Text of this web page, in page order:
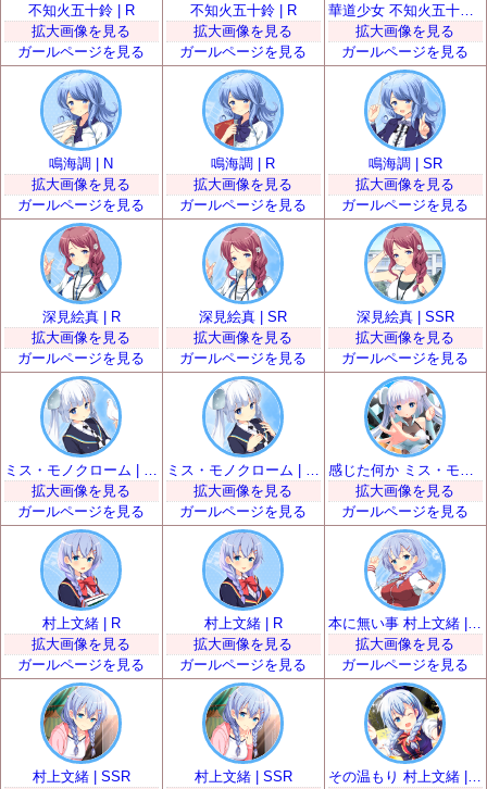
不知火五十鈴 | R
拡大画像を見る
ガールページを見る
不知火五十鈴 | R
拡大画像を見る
ガールページを見る
華道少女 不知火五十鈴 | SR
拡大画像を見る
ガールページを見る
鳴海調 | N
拡大画像を見る
ガールページを見る
鳴海調 | R
拡大画像を見る
ガールページを見る
鳴海調 | SR
拡大画像を見る
ガールページを見る
深見絵真 | R
拡大画像を見る
ガールページを見る
深見絵真 | SR
拡大画像を見る
ガールページを見る
深見絵真 | SSR
拡大画像を見る
ガールページを見る
拡大画像を見る
ガールページを見る
拡大画像を見る
ガールページを見る
拡大画像を見る
ガールページを見る
村上文緒 | R
拡大画像を見る
ガールページを見る
村上文緒 | R
拡大画像を見る
ガールページを見る
拡大画像を見る
ガールページを見る
村上文緒 | SSR
村上文緒 | SSR